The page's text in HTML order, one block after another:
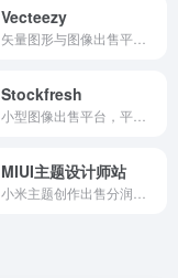
Vecteezy
Stockfresh
MIUI主题设计师站